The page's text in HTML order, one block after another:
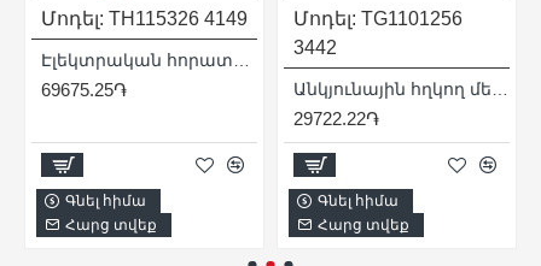
Մոդել: TH115326 4149
69675.25֏
Գնել հիմա
Հարց տվեք
Մոդել: TG1101256
3442
29722.22֏
Գնել հիմա
Հարց տվեք